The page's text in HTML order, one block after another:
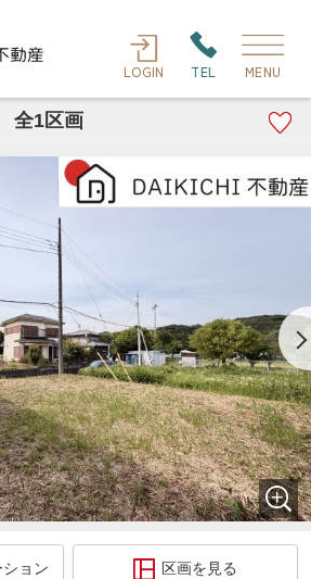
LOGIN TEL MENU
全1区画
ョン 区画を見る